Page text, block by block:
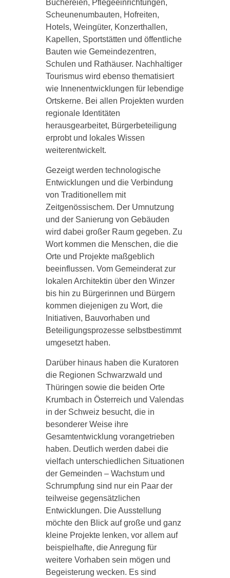
Büchereien, Pflegeeinrichtungen,
Scheunenumbauten, Hofreiten,
Hotels, Weingüter, Konzerthallen,
Kapellen, Sportstätten und öffentliche
Bauten wie Gemeindezentren,
Schulen und Rathäuser. Nachhaltiger
Tourismus wird ebenso thematisiert
wie Innenentwicklungen für lebendige
Ortskerne. Bei allen Projekten wurden
regionale Identitäten
herausgearbeitet, Bürgerbeteiligung
erprobt und lokales Wissen
weiterentwickelt.
Gezeigt werden technologische
Entwicklungen und die Verbindung
von Traditionellem mit
Zeitgenössischem. Der Umnutzung
und der Sanierung von Gebäuden
wird dabei großer Raum gegeben. Zu
Wort kommen die Menschen, die die
Orte und Projekte maßgeblich
beeinflussen. Vom Gemeinderat zur
lokalen Architektin über den Winzer
bis hin zu Bürgerinnen und Bürgern
kommen diejenigen zu Wort, die
Initiativen, Bauvorhaben und
Beteiligungsprozesse selbstbestimmt
umgesetzt haben.
Darüber hinaus haben die Kuratoren
die Regionen Schwarzwald und
Thüringen sowie die beiden Orte
Krumbach in Österreich und Valendas
in der Schweiz besucht, die in
besonderer Weise ihre
Gesamtentwicklung vorangetrieben
haben. Deutlich werden dabei die
vielfach unterschiedlichen Situationen
der Gemeinden – Wachstum und
Schrumpfung sind nur ein Paar der
teilweise gegensätzlichen
Entwicklungen. Die Ausstellung
möchte den Blick auf große und ganz
kleine Projekte lenken, vor allem auf
beispielhafte, die Anregung für
weitere Vorhaben sein mögen und
Begeisterung wecken. Es sind